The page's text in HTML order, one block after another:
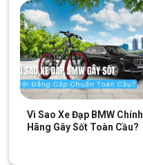
Vì Sao Xe Đạp BMW Chính
Hãng Gây Sốt Toàn Cầu?